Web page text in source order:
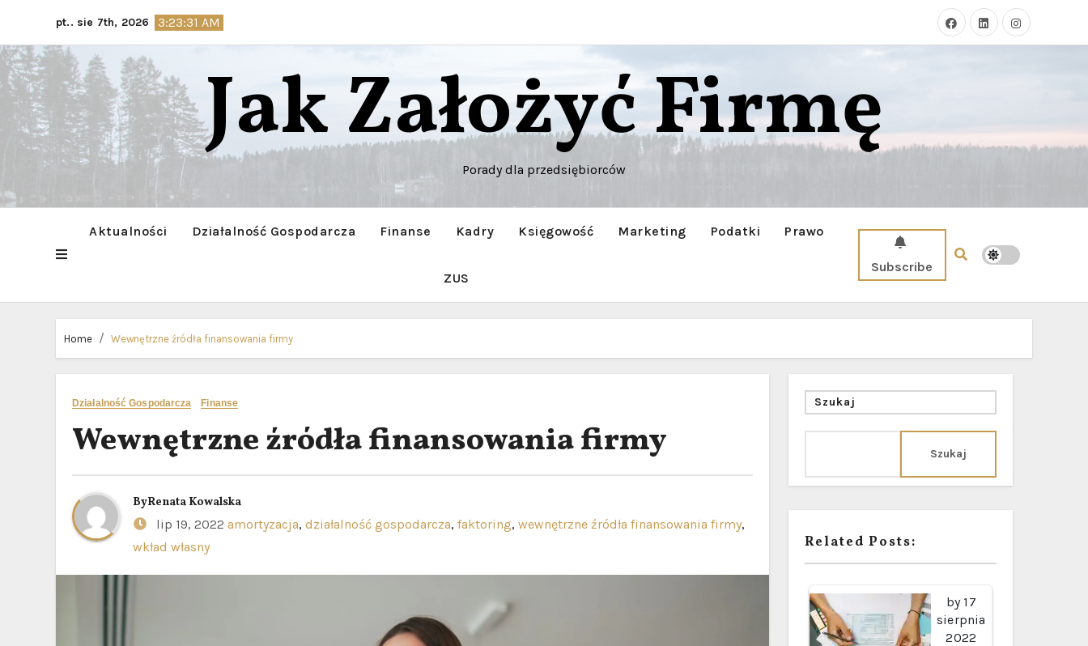
content
pt.. sie 7th, 2026 3:23:32 AM
Jak Założyć Firmę
Porady dla przedsiębiorców
Aktualności Działalność Gospodarcza Finanse Kadry Księgowość Marketing Podatki Prawo
ZUS
Subscribe
Home Wewnętrzne źródła finansowania firmy
Działalność Gospodarcza Finanse
Wewnętrzne źródła finansowania firmy
ByRenata Kowalska
lip 19, 2022 amortyzacja, działalność gospodarcza, faktoring, wewnętrzne źródła finansowania firmy,
wkład własny
Szukaj
Szukaj
Related Posts:
by 17
sierpnia
2022